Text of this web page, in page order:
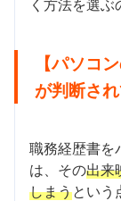
く方法を選ぶ
【パソコ
が判断さ
職務経歴書を
は、その出来
しまうという